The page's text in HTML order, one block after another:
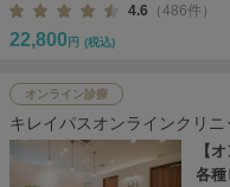
4.6 （486件）
22,800 円 (税込)
オンライン診療
キレイパスオンラインクリニ
【
各種